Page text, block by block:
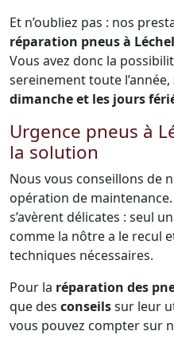
Et n’oubliez pas : nos
réparation pneus à
Vous avez donc la
sereinement toute l’année,
dimanche et les jours
Urgence pneus à
la solution
Nous vous conseillons de
opération de
s’avèrent délicates : seul
comme la nôtre a le recul
techniques nécessaires.
Pour la réparation des
que des conseilssur leur
vous pouvez compter sur